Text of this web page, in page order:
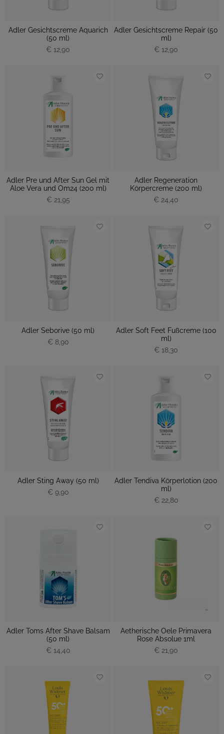
Adler Gesichtscreme Aquarich
(50 ml)
€ 12,90
Adler Gesichtscreme Repair (50
ml)
€ 12,90
Adler Pre und After Sun Gel mit
Aloe Vera und Om24 (200 ml)
€ 21,95
Adler Regeneration
Körpercreme (200 ml)
€ 24,40
Adler Seborive (50 ml)
€ 8,90
Adler Soft Feet Fußcreme (100
ml)
€ 18,30
Adler Sting Away (50 ml)
€ 9,90
Adler Tendiva Körperlotion (200
ml)
€ 22,80
Adler Toms After Shave Balsam
(50 ml)
€ 14,40
Aetherische Oele Primavera
Rose Absolue 1ml
€ 21,90